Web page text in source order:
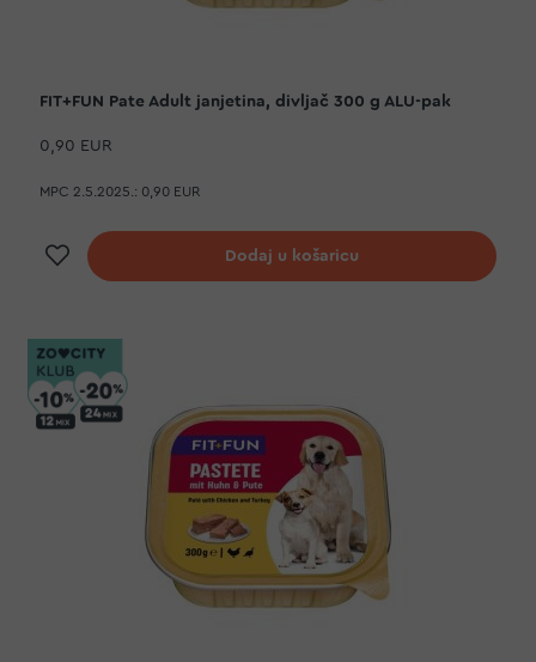
FIT+FUN Pate Adult janjetina, divljač 300 g ALU-pak
0,90 EUR
MPC 2.5.2025.: 0,90 EUR
Dodaj na listu želja
Dodaj u košaricu